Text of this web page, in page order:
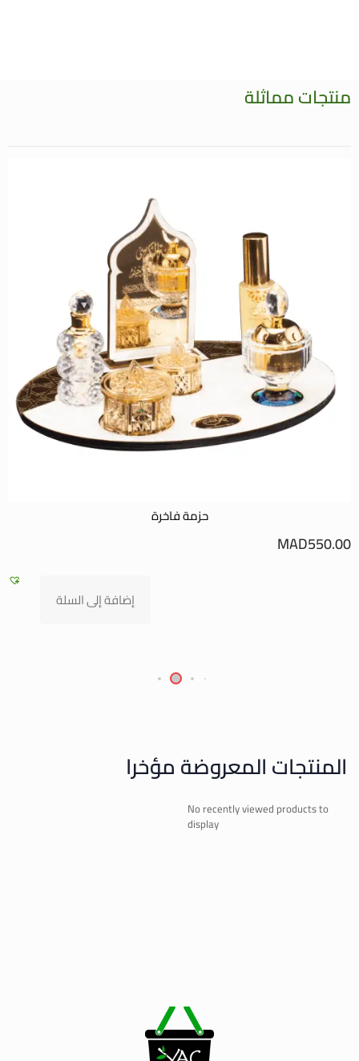
منتجات مماثلة
حزمة فاخرة
MAD550.00
إضافة إلى السلة
المنتجات المعروضة مؤخرا
No recently viewed products to
display